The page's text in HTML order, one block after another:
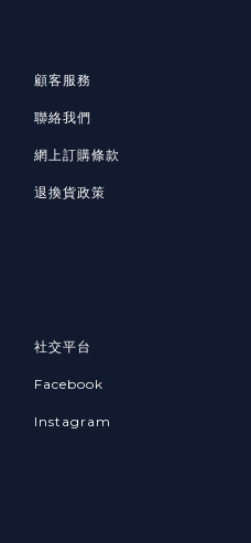
顧客服務
聯絡我們
網上訂購條款
退換貨政策
社交平台
Facebook
Instagram